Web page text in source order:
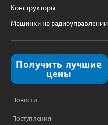
Конструкторы
Машинки на радиоуправлении
Получить лучшие
цены
Новости
Поступления